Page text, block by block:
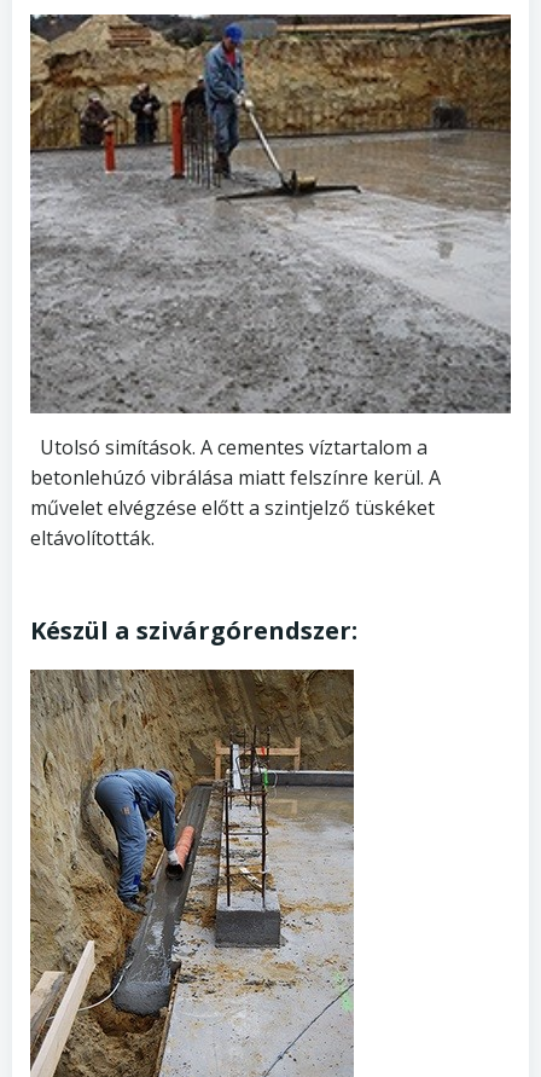
Utolsó simítások. A cementes víztartalom a
betonlehúzó vibrálása miatt felszínre kerül. A
művelet elvégzése előtt a szintjelző tüskéket
eltávolították.
Készül a szivárgórendszer: